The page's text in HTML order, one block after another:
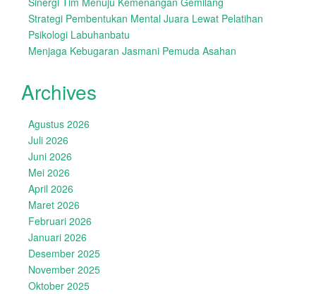
Strategi Pembentukan Mental Juara Lewat Pelatihan
Psikologi Labuhanbatu
Menjaga Kebugaran Jasmani Pemuda Asahan
Archives
Agustus 2026
Juli 2026
Juni 2026
Mei 2026
April 2026
Maret 2026
Februari 2026
Januari 2026
Desember 2025
November 2025
Oktober 2025